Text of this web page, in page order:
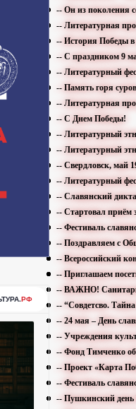
-- Он из поколения
-- Литературная
-- История Победы в
-- С праздником 9
-- Литературный
-- Память горя
-- Литературная
-- С Днем Победы!
-- Литературный
-- Литературный
-- Свердловск, май
-- Литературный
-- Славянский
-- Стартовал приём
-- Фестиваль
-- Поздравляем с
-- Всероссийский
-- Приглашаем
-- ВАЖНО!
-- “Совдетсво.
-- 24 мая – День
-- Учреждения
-- Фонд Тимченко
-- Проект «Карта
-- Фестиваль
-- Пушкинский день